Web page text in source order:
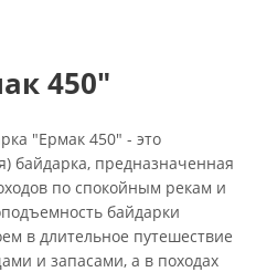
450"
"Ермак 450" - это
байдарка, предназначенная
по спокойным рекам и
байдарки
в длительное путешествие
и запасами, а в походах